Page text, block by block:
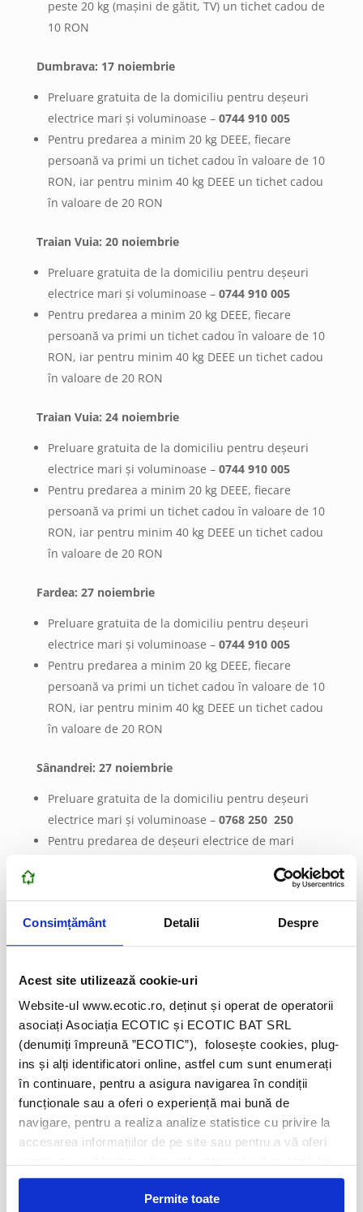
Consimțământ Detalii Despre
Acest site utilizează cookie-uri
Website-ul www.ecotic.ro, deținut și operat de operatorii
asociați Asociația ECOTIC și ECOTIC BAT SRL
(denumiți împreună ”ECOTIC”), folosește cookies, plug-
ins și alți identificatori online, astfel cum sunt enumerați
în continuare, pentru a asigura navigarea în condiții
funcționale sau a oferi o experiență mai bună de
navigare, pentru a realiza analize statistice cu privire la
accesarea informațiilor de pe site sau pentru a vă oferi
acești identificatori online sunt plasați de către ECOTIC
(cookie-uri primare), alții sunt cookie-uri dintr-un domeniu
Permite toate
peste 20 kg (mașini de gătit, TV) un tichet cadou de
10 RON
Dumbrava: 17 noiembrie
Preluare gratuita de la domiciliu pentru deșeuri
electrice mari și voluminoase – 0744 910 005
Pentru predarea a minim 20 kg DEEE, fiecare
persoană va primi un tichet cadou în valoare de 10
RON, iar pentru minim 40 kg DEEE un tichet cadou
în valoare de 20 RON
Traian Vuia: 20 noiembrie
Preluare gratuita de la domiciliu pentru deșeuri
electrice mari și voluminoase – 0744 910 005
Pentru predarea a minim 20 kg DEEE, fiecare
persoană va primi un tichet cadou în valoare de 10
RON, iar pentru minim 40 kg DEEE un tichet cadou
în valoare de 20 RON
Traian Vuia: 24 noiembrie
Preluare gratuita de la domiciliu pentru deșeuri
electrice mari și voluminoase – 0744 910 005
Pentru predarea a minim 20 kg DEEE, fiecare
persoană va primi un tichet cadou în valoare de 10
RON, iar pentru minim 40 kg DEEE un tichet cadou
în valoare de 20 RON
Fardea: 27 noiembrie
Preluare gratuita de la domiciliu pentru deșeuri
electrice mari și voluminoase – 0744 910 005
Pentru predarea a minim 20 kg DEEE, fiecare
persoană va primi un tichet cadou în valoare de 10
RON, iar pentru minim 40 kg DEEE un tichet cadou
în valoare de 20 RON
Sânandrei: 27 noiembrie
Preluare gratuita de la domiciliu pentru deșeuri
electrice mari și voluminoase – 0768 250 250
Pentru predarea de deșeuri electrice de mari
spălat) fiecare persoană va primi un tichet cadou
în valoare de 20 RON, iar pentru DEEE complete de
peste 20 kg (mașini de gătit, TV) un tichet cadou de
10 RON
Dudeștii Noi: 27 noiembrie
Preluare gratuita de la domiciliu pentru deșeuri
electrice mari și voluminoase – 0768 250 250
Pentru predarea de deșeuri electrice de mari
dimensiuni (frigidere, congelatoare, mașini de
spălat) fiecare persoană va primi un tichet cadou
în valoare de 20 RON, iar pentru DEEE complete de
peste 20 kg (mașini de gătit, TV) un tichet cadou de
10 RON
Becichirecul Mic: 27 noiembrie